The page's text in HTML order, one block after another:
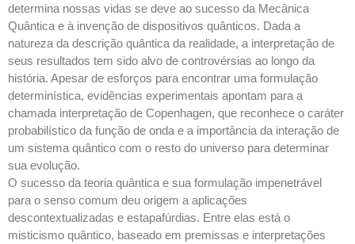
determina nossas vidas se deve ao sucesso da Mecânica
Quântica e à invenção de dispositivos quânticos. Dada a
natureza da descrição quântica da realidade, a interpretação de
seus resultados tem sido alvo de controvérsias ao longo da
história. Apesar de esforços para encontrar uma formulação
determinística, evidências experimentais apontam para a
chamada interpretação de Copenhagen, que reconhece o caráter
probabilístico da função de onda e a importância da interação de
um sistema quântico com o resto do universo para determinar
sua evolução.
O sucesso da teoria quântica e sua formulação impenetrável
para o senso comum deu origem a aplicações
descontextualizadas e estapafúrdias. Entre elas está o
misticismo quântico, baseado em premissas e interpretações